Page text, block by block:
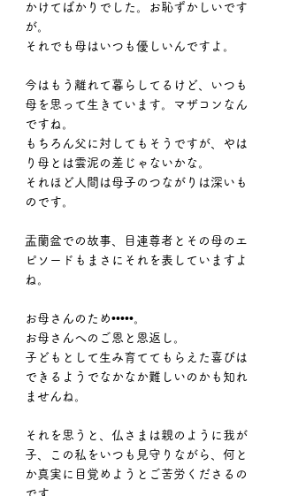
かけてばかりでした。お恥ずかしいです
が。
それでも母はいつも優しいんですよ。
今はもう離れて暮らしてるけど、いつも
母を思って生きています。マザコンなん
ですね。
もちろん父に対してもそうですが、やは
り母とは雲泥の差じゃないかな。
それほど人間は母子のつながりは深いも
のです。
盂蘭盆での故事、目連尊者とその母のエ
ピソードもまさにそれを表していますよ
ね。
お母さんのため•••••。
お母さんへのご恩と恩返し。
子どもとして生み育ててもらえた喜びは
できるようでなかなか難しいのかも知れ
ませんね。
それを思うと、仏さまは親のように我が
子、この私をいつも見守りながら、何と
か真実に目覚めようとご苦労くださるの
です。